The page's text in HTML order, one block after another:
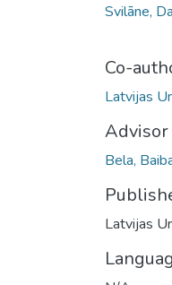
Svilāne,
Co-
Latvijas
Advisor
Bela,
Latvijas